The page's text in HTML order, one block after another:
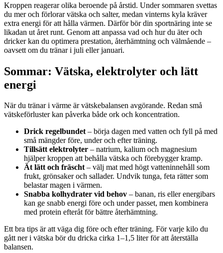
Kroppen reagerar olika beroende på årstid. Under sommaren svettas
du mer och förlorar vätska och salter, medan vinterns kyla kräver
extra energi för att hålla värmen. Därför bör din sportnäring inte se
likadan ut året runt. Genom att anpassa vad och hur du äter och
dricker kan du optimera prestation, återhämtning och välmående –
oavsett om du tränar i juli eller januari.
Sommar: Vätska, elektrolyter och lätt
energi
När du tränar i värme är vätskebalansen avgörande. Redan små
vätskeförluster kan påverka både ork och koncentration.
Drick regelbundet– börja dagen med vatten och fyll på med
små mängder före, under och efter träning.
Tillsätt elektrolyter – natrium, kalium och magnesium
hjälper kroppen att behålla vätska och förebygger kramp.
Ät lätt och fräscht– välj mat med högt vatteninnehåll som
frukt, grönsaker och sallader. Undvik tunga, feta rätter som
belastar magen i värmen.
Snabba kolhydrater vid behov – banan, ris eller energibars
kan ge snabb energi före och under passet, men kombinera
med protein efteråt för bättre återhämtning.
Ett bra tips är att väga dig före och efter träning. För varje kilo du
gått ner i vätska bör du dricka cirka 1–1,5 liter för att återställa
balansen.